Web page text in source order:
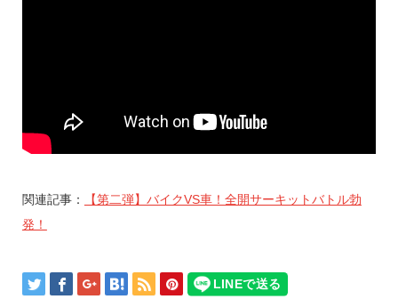
関連記事：
【第二弾】バイクVS車！全開サーキットバトル勃
発！